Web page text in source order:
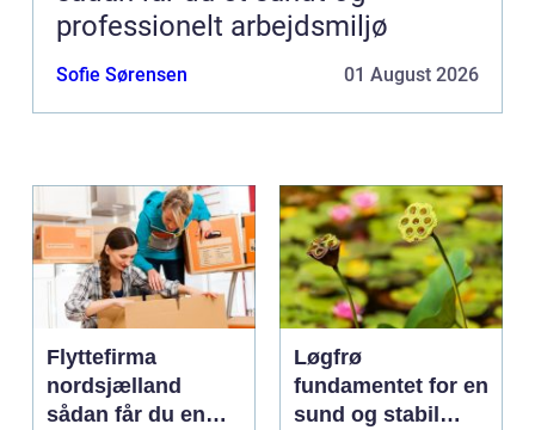
professionelt arbejdsmiljø
Sofie Sørensen 01 August 2026
Flyttefirma
nordsjælland
sådan får du en
Løgfrø
fundamentet for en
sund og stabil